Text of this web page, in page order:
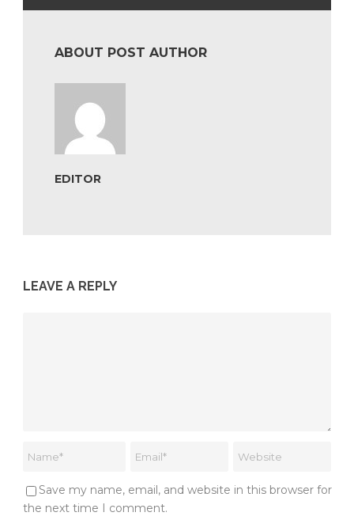
ABOUT POST AUTHOR
EDITOR
LEAVE A REPLY
Save my name, email, and website in this browser for
the next time I comment.